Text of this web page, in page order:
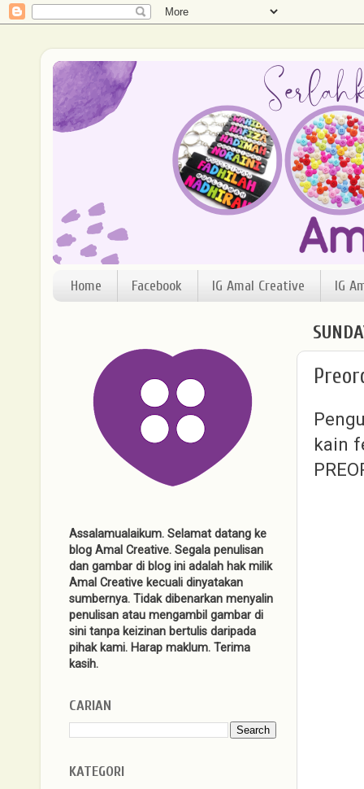
Home Facebook IG Amal Creative IG
kain
Assalamualaikum. Selamat datang ke
blog Amal Creative. Segala penulisan
dan gambar di blog ini adalah hak milik
Amal Creative kecuali dinyatakan
sumbernya. Tidak dibenarkan menyalin
penulisan atau mengambil gambar di
sini tanpa keizinan bertulis daripada
pihak kami. Harap maklum. Terima
kasih.
CARIAN
KATEGORI